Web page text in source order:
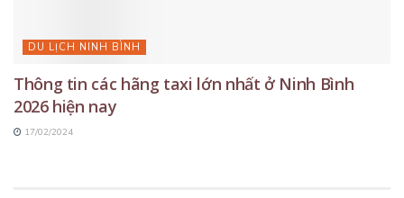
DU LỊCH NINH BÌNH
Thông tin các hãng taxi lớn nhất ở Ninh Bình
2026 hiện nay
17/02/2024